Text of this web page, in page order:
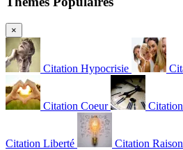
×
Citation Hypocrisie
Citation Coeur
Citation Liberté Citation Raison